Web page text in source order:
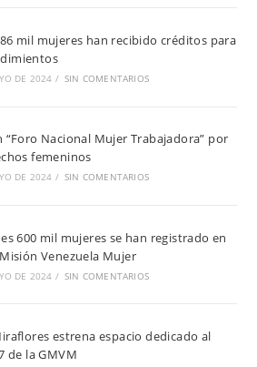
mil mujeres han recibido créditos para
DE 2024 / SIN COMENTARIOS
“Foro Nacional Mujer Trabajadora” por
femeninos
DE 2024 / SIN COMENTARIOS
600 mil mujeres se han registrado en
Venezuela Mujer
DE 2024 / SIN COMENTARIOS
estrena espacio dedicado al
de la GMVM